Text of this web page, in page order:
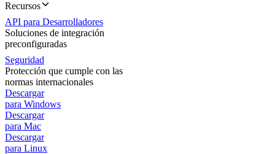
Recursos
API para Desarrolladores
Soluciones de integración
preconfiguradas
Seguridad
Protección que cumple con las
normas internacionales
Descargar
para Windows
Descargar
para Mac
Descargar
para Linux